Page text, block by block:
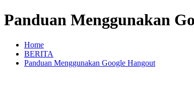
Panduan Menggunakan
Home
BERITA
Panduan Menggunakan Google Hangout